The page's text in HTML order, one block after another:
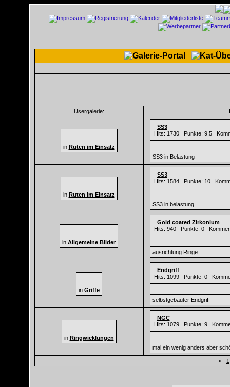
Usergalerie:
in Ruten im Einsatz
SS3
Hits: 1730 Punkte: 9.5
SS3 in Belastung
in Ruten im Einsatz
SS3
Hits: 1584 Punkte: 10
SS3 in belastung
in Allgemeine Bilder
Gold coated Zirkonium
Hits: 940 Punkte: 0
ausrichtung Ringe
in Griffe
Endgriff
Hits: 1099 Punkte: 0
selbstgebauter Endgriff
in Ringwicklungen
NGC
Hits: 1079 Punkte: 9
mal ein wenig anders aber
« 1